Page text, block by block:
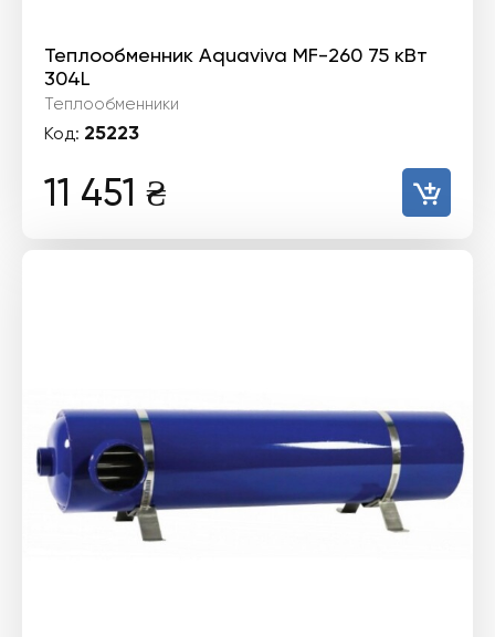
Теплообменник Aquaviva MF-260 75 кВт
304L
Теплообменники
Код: 25223
11 451 ₴